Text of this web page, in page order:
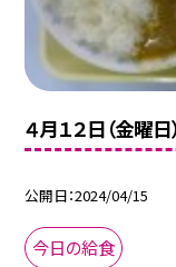
４月１２日（金曜
公開日 2024/04/15
今日の給食